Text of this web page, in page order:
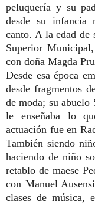
peluquería y su
desde su infancia
canto. A la edad de
Superior
con doña Magda
Desde esa época
desde fragmentos
de moda; su abuelo
le enseñaba lo
actuación fue en
También siendo
haciendo de niño
retablo de maese
con Manuel
clases de música,